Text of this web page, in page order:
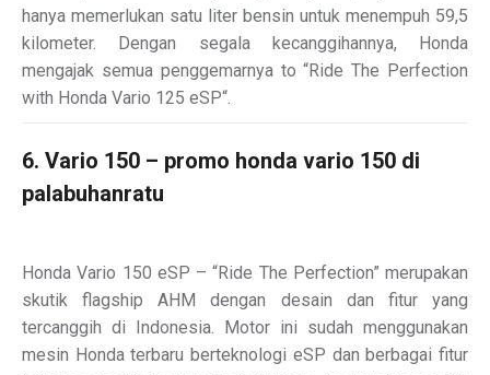
hanya memerlukan satu liter bensin untuk menempuh 59,5
kilometer. Dengan segala kecanggihannya, Honda
mengajak semua penggemarnya to “Ride The Perfection
with Honda Vario 125 eSP“.
6. Vario 150 – promo honda vario 150 di
palabuhanratu
Honda Vario 150 eSP – “Ride The Perfection” merupakan
skutik flagship AHM dengan desain dan fitur yang
tercanggih di Indonesia. Motor ini sudah menggunakan
mesin Honda terbaru berteknologi eSP dan berbagai fitur